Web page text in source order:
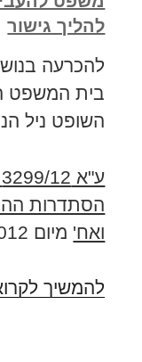
להליך גישור
להכרעה
בית המשפט
השופט ניל
הסתדרות
ואח' מיום 15.5.2012.
להמשיך